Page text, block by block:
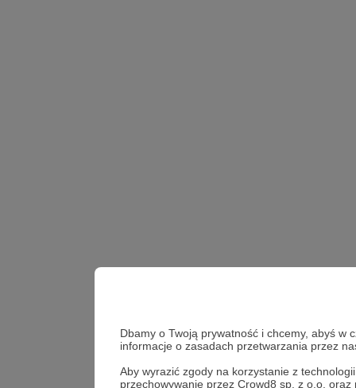
Dbamy o Twoją prywatność i chcemy, abyś w
informacje o zasadach przetwarzania przez
Aby wyrazić zgody na korzystanie z
przechowywanie przez Crowd8 sp. z o.o.